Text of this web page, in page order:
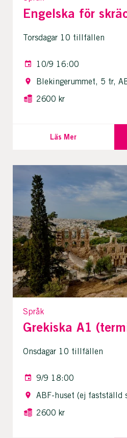
Engelska för
Torsdagar 10 tillfällen
10/9 16:00
Blekingerummet, 5 tr,
2600 kr
Läs Mer
Språk
Grekiska A1
Onsdagar 10 tillfällen
9/9 18:00
ABF-huset (ej fastställd
2600 kr